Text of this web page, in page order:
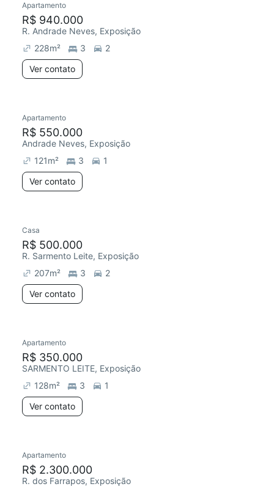
Apartamento
R$ 940.000
R. Andrade Neves, Exposição
228m² 3
2
Ver contato
Apartamento
R$ 550.000
Andrade Neves, Exposição
121m² 3
1
Ver contato
Casa
R$ 500.000
R. Sarmento Leite, Exposição
207m² 3
2
Ver contato
Apartamento
R$ 350.000
SARMENTO LEITE, Exposição
128m² 3
1
Ver contato
Apartamento
R$ 2.300.000
R. dos Farrapos, Exposição